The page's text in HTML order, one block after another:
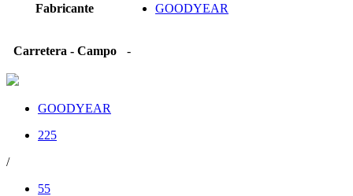
Fabricante GOODYEAR
Carretera - Campo -
GOODYEAR
225
/
55